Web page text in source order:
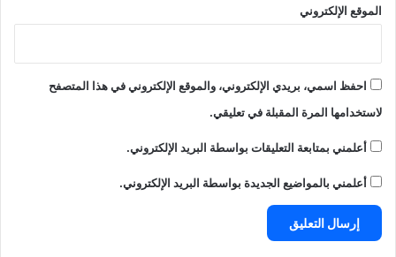
الموقع الإلكتروني
احفظ اسمي، بريدي الإلكتروني، والموقع الإلكتروني في هذا المتصفح
لاستخدامها المرة المقبلة في تعليقي.
أعلمني بمتابعة التعليقات بواسطة البريد الإلكتروني.
أعلمني بالمواضيع الجديدة بواسطة البريد الإلكتروني.